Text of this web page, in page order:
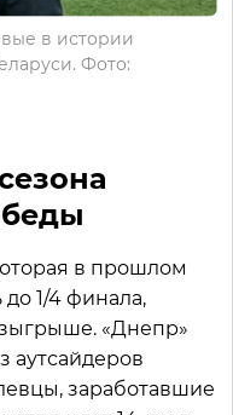
в истории
Фото:
в прошлом
1/4 финала,
«Днепр»
аутсайдеров
заработавшие